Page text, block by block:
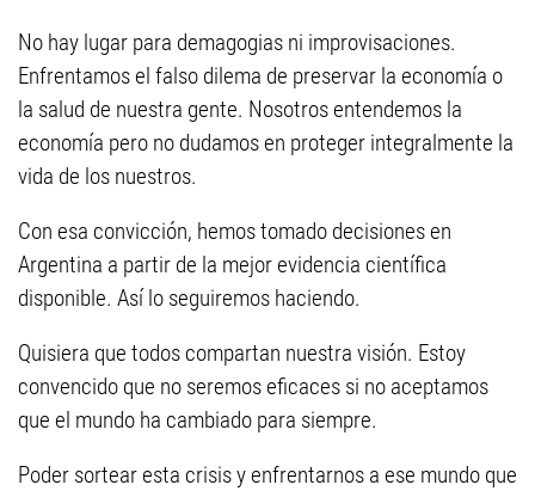
No hay lugar para demagogias ni improvisaciones.
Enfrentamos el falso dilema de preservar la economía o
la salud de nuestra gente. Nosotros entendemos la
economía pero no dudamos en proteger integralmente la
vida de los nuestros.
Con esa convicción, hemos tomado decisiones en
Argentina a partir de la mejor evidencia científica
disponible. Así lo seguiremos haciendo.
Quisiera que todos compartan nuestra visión. Estoy
convencido que no seremos eficaces si no aceptamos
que el mundo ha cambiado para siempre.
Poder sortear esta crisis y enfrentarnos a ese mundo que